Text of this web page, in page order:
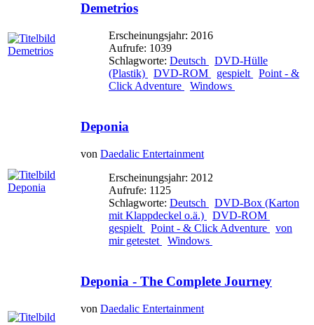
Demetrios
Erscheinungsjahr: 2016
Aufrufe: 1039
Schlagworte: Deutsch
DVD-Hülle
(Plastik)
DVD-ROM gespielt
Point - &
Click Adventure
Windows
Deponia
von Daedalic Entertainment
Erscheinungsjahr: 2012
Aufrufe: 1125
Schlagworte: Deutsch
DVD-Box (Karton
mit Klappdeckel o.ä.)
DVD-ROM
gespielt
Point - & Click Adventure
von
mir getestet
Windows
Deponia - The Complete Journey
von Daedalic Entertainment